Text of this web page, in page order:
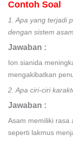
Contoh Soal
1. Apa yang terjadi
dengan sistem
Jawaban :
Ion sianida
mengakibatkan
2. Apa ciri-ciri
Jawaban :
Asam memiliki rasa
seperti lakmus